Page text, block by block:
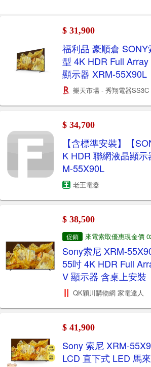
$ 31,900
福利品 豪順倉
型 4K HDR Full
顯示器 XRM-55X90L
樂天市場 - 秀翔電器SS3C
$ 34,700
【含標準安裝】【
K HDR 聯網液晶顯
M-55X90L
老王電器
$ 38,500
促銷 來電索取優惠現金價
Sony索尼 XRM-
55吋 4K HDR Full
V 顯示器 含桌上安裝
QK穎川購物網 家電達人
$ 41,900
Sony 索尼 XRM-
LCD 直下式 LED 馬